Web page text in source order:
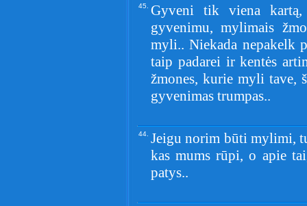
45. Gyveni tik viena kartą,
gyvenimu, mylimais
myli.. Niekada nepakelk
taip padarei ir kentės
žmones, kurie myli tave,
gyvenimas trumpas..
44. Jeigu norim būti mylimi,
kas mums rūpi, o apie
patys..